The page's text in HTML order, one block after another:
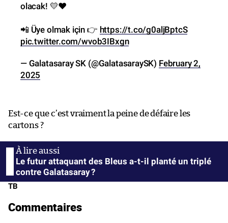
olacak! 💛❤️
📲 Üye olmak için 👉 https://t.co/g0aljBptcS
pic.twitter.com/wvob3IBxgn
— Galatasaray SK (@GalatasaraySK) February 2,
2025
Est-ce que c’est vraiment la peine de défaire les
cartons ?
Le futur attaquant des Bleus a-t-il planté un triplé
contre Galatasaray ?
TB
Commentaires